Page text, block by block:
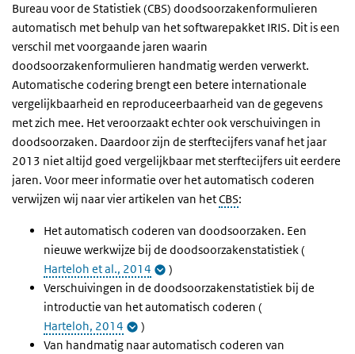
Bureau voor de Statistiek (CBS) doodsoorzakenformulieren
automatisch met behulp van het softwarepakket IRIS. Dit is een
verschil met voorgaande jaren waarin
doodsoorzakenformulieren handmatig werden verwerkt.
Automatische codering brengt een betere internationale
vergelijkbaarheid en reproduceerbaarheid van de gegevens
met zich mee. Het veroorzaakt echter ook verschuivingen in
doodsoorzaken. Daardoor zijn de sterftecijfers vanaf het jaar
2013 niet altijd goed vergelijkbaar met sterftecijfers uit eerdere
jaren. Voor meer informatie over het automatisch coderen
verwijzen wij naar vier artikelen van hetCBS:
Het automatisch coderen van doodsoorzaken. Een
nieuwe werkwijze bij de doodsoorzakenstatistiek (
Harteloh et al., 2014
)
Verschuivingen in de doodsoorzakenstatistiek bij de
introductie van het automatisch coderen (
Harteloh, 2014
)
Van handmatig naar automatisch coderen van